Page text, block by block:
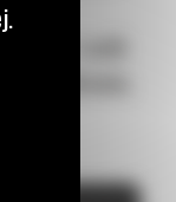
i osób
zdrowia.